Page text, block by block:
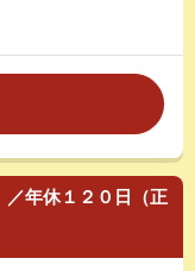
年休１２０日（正